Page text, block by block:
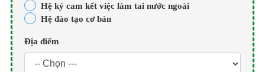
Hệ ký cam kết việc làm tai nước ngoài
Hệ đào tạo cơ bản
Địa điểm